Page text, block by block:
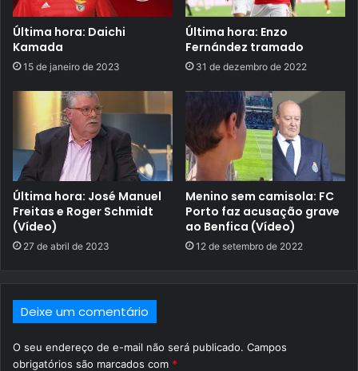
Última hora: Daichi
Kamada
15 de janeiro de 2023
Última hora: Enzo
Fernández tramado
31 de dezembro de 2022
Última hora: José Manuel
Freitas e Roger Schmidt
(Vídeo)
27 de abril de 2023
Menino sem camisola: FC
Porto faz acusação grave
ao Benfica (Vídeo)
12 de setembro de 2022
Deixe um comentário
O seu endereço de e-mail não será publicado. Campos
obrigatórios são marcados com *